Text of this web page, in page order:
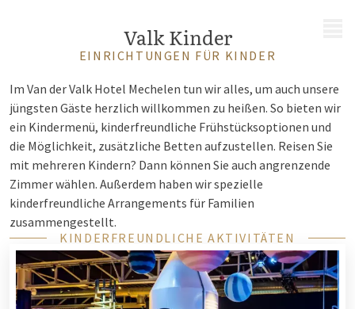
Valk Kinder
EINRICHTUNGEN FÜR KINDER
Im Van der Valk Hotel Mechelen tun wir alles, um auch unsere
jüngsten Gäste herzlich willkommen zu heißen. So bieten wir
ein Kindermenü, kinderfreundliche Frühstücksoptionen und
die Möglichkeit, zusätzliche Betten aufzustellen. Reisen Sie
mit mehreren Kindern? Dann können Sie auch angrenzende
Zimmer wählen. Außerdem haben wir spezielle
kinderfreundliche Arrangements für Familien
zusammengestellt.
KINDERFREUNDLICHE AKTIVITÄTEN